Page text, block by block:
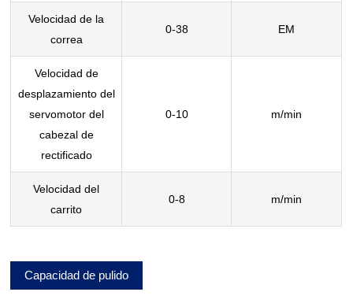
Velocidad de la
correa
0-38 EM
Velocidad de
desplazamiento del
servomotor del
cabezal de
rectificado
0-10 m/min
Velocidad del
carrito
0-8 m/min
Capacidad de pulido